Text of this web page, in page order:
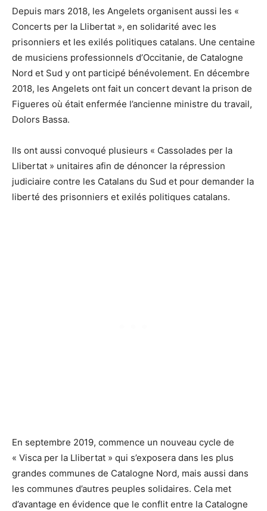
Depuis mars 2018, les Angelets organisent aussi les «
Concerts per la Llibertat », en solidarité avec les
prisonniers et les exilés politiques catalans. Une centaine
de musiciens professionnels d’Occitanie, de Catalogne
Nord et Sud y ont participé bénévolement. En décembre
2018, les Angelets ont fait un concert devant la prison de
Figueres où était enfermée l’ancienne ministre du travail,
Dolors Bassa.
Ils ont aussi convoqué plusieurs « Cassolades per la
Llibertat » unitaires afin de dénoncer la répression
judiciaire contre les Catalans du Sud et pour demander la
liberté des prisonniers et exilés politiques catalans.
En septembre 2019, commence un nouveau cycle de
« Visca per la Llibertat » qui s’exposera dans les plus
grandes communes de Catalogne Nord, mais aussi dans
les communes d’autres peuples solidaires. Cela met
d’avantage en évidence que le conflit entre la Catalogne